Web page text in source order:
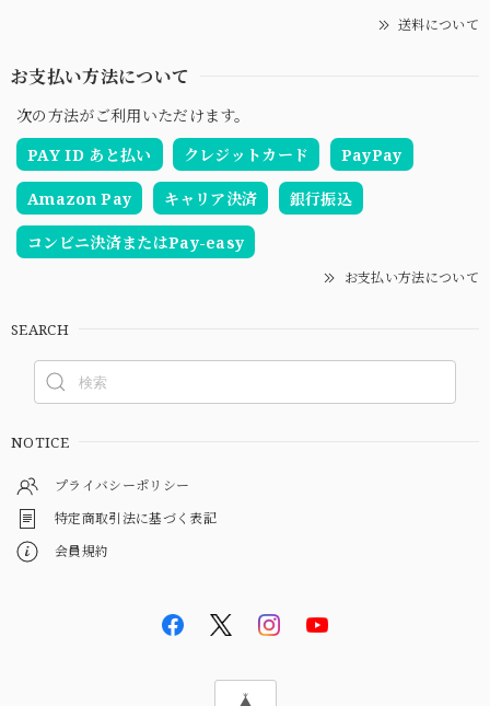
送料について
お支払い方法について
次の方法がご利用いただけます。
PAY ID あと払い
クレジットカード PayPay
Amazon Pay キャリア決済 銀行振込
コンビニ決済またはPay-easy
お支払い方法について
SEARCH
NOTICE
プライバシーポリシー
特定商取引法に基づく表記
会員規約